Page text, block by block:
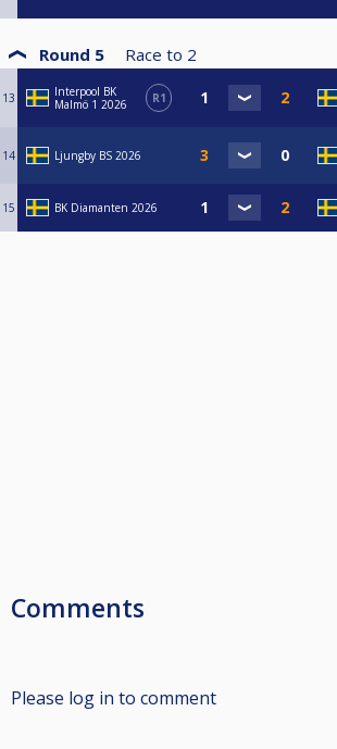
Round 5 Race to 2
13
Interpool BK
Malmö 1 2026
R1
14 Ljungby BS 2026
15 BK Diamanten 2026
Comments
Please log in to comment